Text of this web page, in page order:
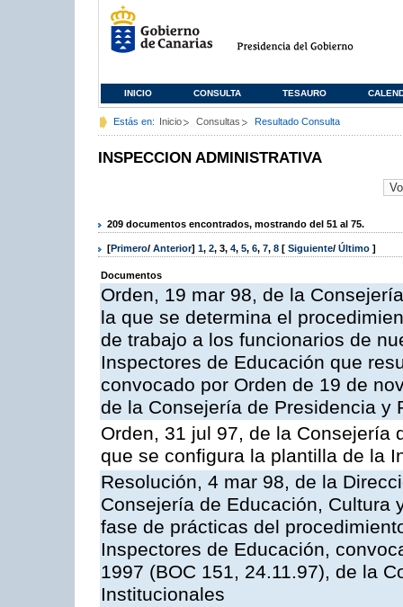
INICIO CONSULTA TESAURO
Estás en: Inicio Consultas Resultado Consulta
INSPECCION ADMINISTRATIVA
209 documentos encontrados, mostrando del 51 al 75.
[Primero/ Anterior] 1, 2, 3, 4, 5, 6, 7, 8 [ Siguiente/ Último ]
Documentos
Orden, 19 mar 98, de la
la que se determina el
de trabajo a los funcionarios de
Inspectores de Educación que
convocado por Orden de 19 de
de la Consejería de Presidencia y
Orden, 31 jul 97, de la Consejería
que se configura la plantilla de la
Resolución, 4 mar 98, de la
Consejería de Educación, Cultura
fase de prácticas del
Inspectores de Educación,
1997 (BOC 151, 24.11.97), de la
Institucionales